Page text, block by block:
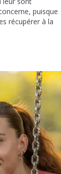
puisque
récupérer à la